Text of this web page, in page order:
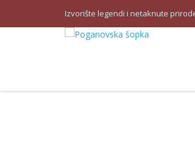
Izvorište legendi i netaknute